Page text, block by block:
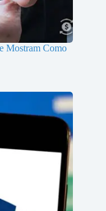
Mostram Como